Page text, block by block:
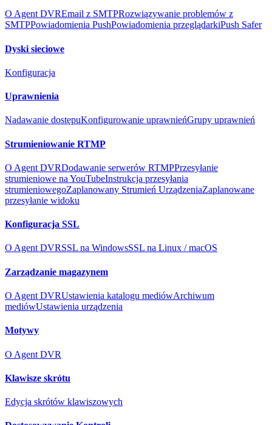
O Agent DVREmail z SMTPRozwiązywanie problemów z
SMTPPowiadomienia PushPowiadomienia przeglądarkiPush Safer
Dyski sieciowe
Konfiguracja
Uprawnienia
Nadawanie dostępuKonfigurowanie uprawnieńGrupy uprawnień
Strumieniowanie RTMP
O Agent DVRDodawanie serwerów RTMPPrzesyłanie
strumieniowe na YouTubeInstrukcja przesyłania
strumieniowegoZaplanowany Strumień UrządzeniaZaplanowane
przesyłanie widoku
Konfiguracja SSL
O Agent DVRSSL na WindowsSSL na Linux / macOS
Zarządzanie magazynem
O Agent DVRUstawienia katalogu mediówArchiwum
mediówUstawienia urządzenia
Motywy
O Agent DVR
Klawisze skrótu
Edycja skrótów klawiszowych